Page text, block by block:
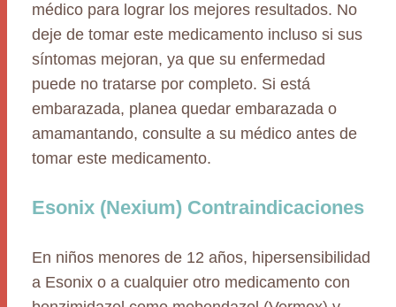
médico para lograr los mejores resultados. No
deje de tomar este medicamento incluso si sus
síntomas mejoran, ya que su enfermedad
puede no tratarse por completo. Si está
embarazada, planea quedar embarazada o
amamantando, consulte a su médico antes de
tomar este medicamento.
Esonix (Nexium) Contraindicaciones
En niños menores de 12 años, hipersensibilidad
a Esonix o a cualquier otro medicamento con